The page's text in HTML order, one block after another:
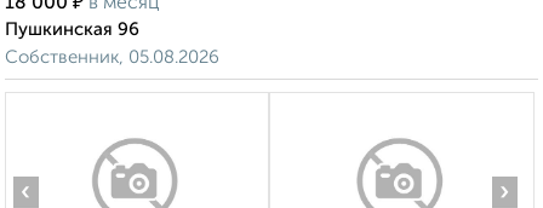
18 000
в месяц
Пушкинская 96
Собственник, 05.08.2026
‹ ›